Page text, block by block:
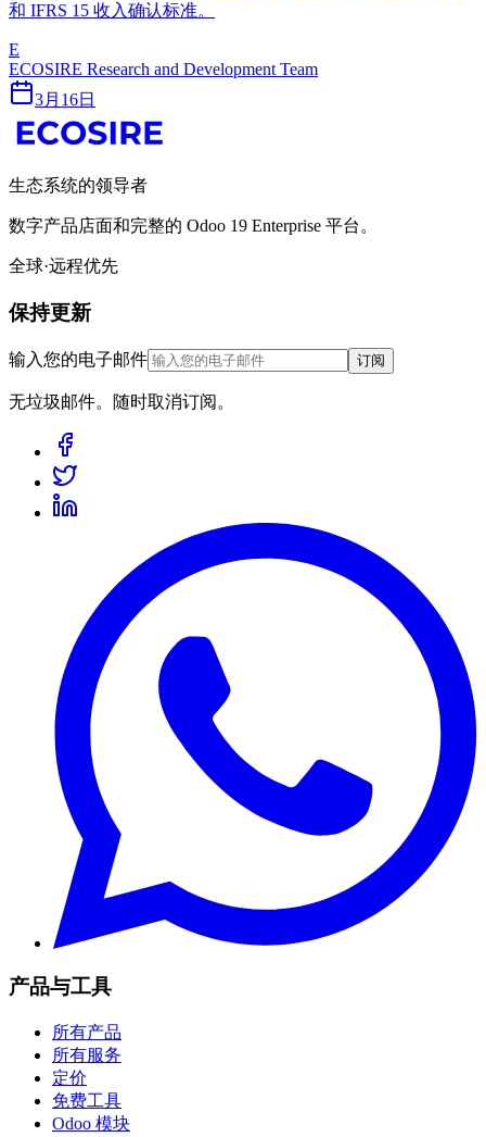
和 IFRS 15 收入确认标准。
E
ECOSIRE Research and Development Team
3月16日
生态系统的领导者
数字产品店面和完整的 Odoo 19 Enterprise 平台。
全球·远程优先
保持更新
输入您的电子邮件 订阅
无垃圾邮件。随时取消订阅。
产品与工具
所有产品
所有服务
定价
免费工具
Odoo 模块